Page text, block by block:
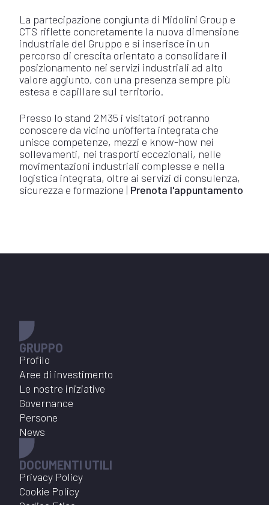
La partecipazione congiunta di Midolini Group e
CTS riflette concretamente la nuova dimensione
industriale del Gruppo e si inserisce in un
percorso di crescita orientato a consolidare il
posizionamento nei servizi industriali ad alto
valore aggiunto, con una presenza sempre più
estesa e capillare sul territorio.
Presso lo stand 2M35 i visitatori potranno
conoscere da vicino un’offerta integrata che
unisce competenze, mezzi e know-how nei
sollevamenti, nei trasporti eccezionali, nelle
movimentazioni industriali complesse e nella
logistica integrata, oltre ai servizi di consulenza,
sicurezza e formazione | Prenota l'appuntamento
GRUPPO
Profilo
Aree di investimento
Le nostre iniziative
Governance
Persone
News
DOCUMENTI UTILI
Privacy Policy
Cookie Policy